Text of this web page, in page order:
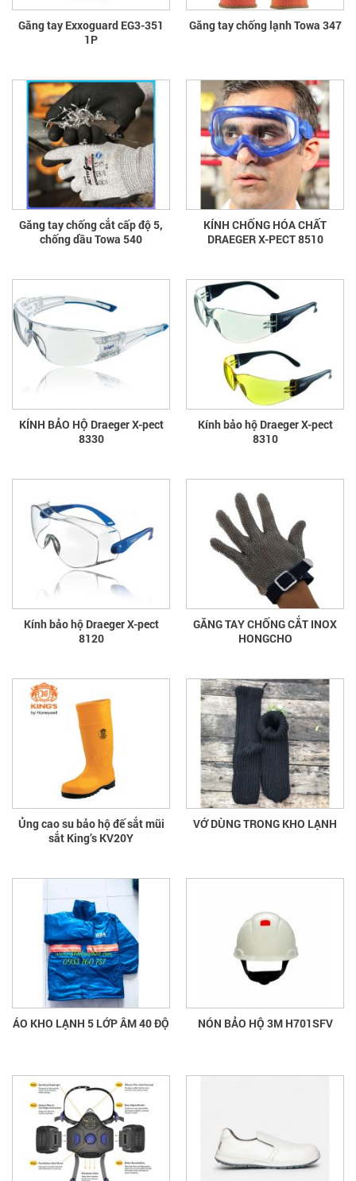
Găng tay Exxoguard EG3-351
1P
Găng tay chống lạnh Towa 347
Găng tay chống cắt cấp độ 5,
chống dầu Towa 540
KÍNH CHỐNG HÓA CHẤT
DRAEGER X-PECT 8510
KÍNH BẢO HỘ Draeger X-pect
8330
Kính bảo hộ Draeger X-pect
8310
Kính bảo hộ Draeger X-pect
8120
GĂNG TAY CHỐNG CẮT INOX
HONGCHO
Ủng cao su bảo hộ đế sắt mũi
sắt King’s KV20Y
VỚ DÙNG TRONG KHO LẠNH
ÁO KHO LẠNH 5 LỚP ÂM 40 ĐỘ NÓN BẢO HỘ 3M H701SFV